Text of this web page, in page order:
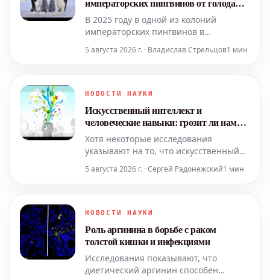
прорыв включал инъе
связана с айсбергом в Антарктиде
В 2025 году в одной из колоний
императорских пингвинов в
резкое сокращение численности
особенности рельефа или
на мель айсберга.
5 августа 2026 г. · Владислав Стрельцов1 мин
НОВОСТИ НАУКИ
Искусственный интеллект и
человеческие навыки: грозит ли нам
когнитивный спад?
Хотя некоторые исследования
указывают на то, что искусственный
интеллект потенциально может
снижать эффективность обучения,
существует многообещающая
разработанные для наставничества и
исследования, а не
5 августа 2026 г. · Сергей Радонежский1 мин
НОВОСТИ НАУКИ
Роль аргинина в борьбе с раком
толстой кишки и инфекциями
Исследования показывают, что
диетический аргинин способен